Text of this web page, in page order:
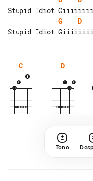
G
D
C D
Tono